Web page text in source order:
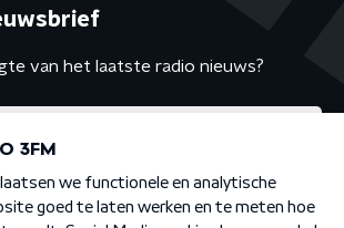
van het laatste radio nieuws?